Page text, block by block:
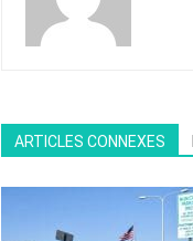
ARTICLES CONNEXES